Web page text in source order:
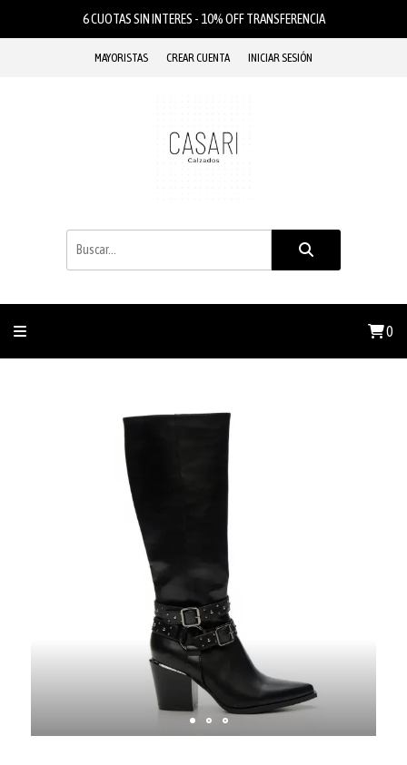
6 CUOTAS SIN INTERES - 10% OFF TRANSFERENCIA
MAYORISTAS CREAR CUENTA INICIAR SESIÓN
0